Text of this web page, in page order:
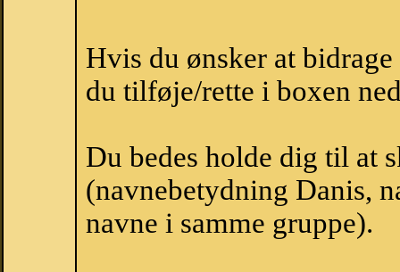
Hvis du ønsker at
du tilføje/rette i boxen
Du bedes holde dig til at
(navnebetydning Danis,
navne i samme gruppe).